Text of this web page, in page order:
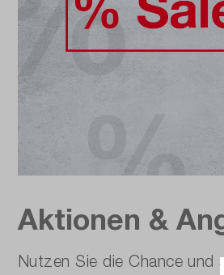
Aktionen &
Nutzen Sie die Chance und